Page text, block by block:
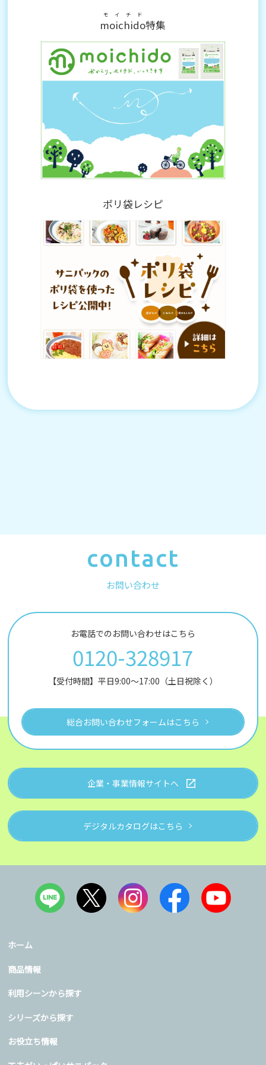
moichido
モイチド
特集
ポリ袋レシピ
contact
お問い合わせ
お電話でのお問い合わせはこちら
0120-328917
【受付時間】平日9:00～17:00（土日祝除く）
総合お問い合わせフォームはこちら
企業・事業情報サイトへ
デジタルカタログはこちら
ホーム
商品情報
利用シーンから探す
シリーズから探す
お役立ち情報